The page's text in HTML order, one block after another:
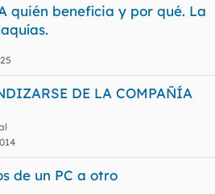
quién beneficia y por qué. La
DE LA COMPAÑÍA
de un PC a otro